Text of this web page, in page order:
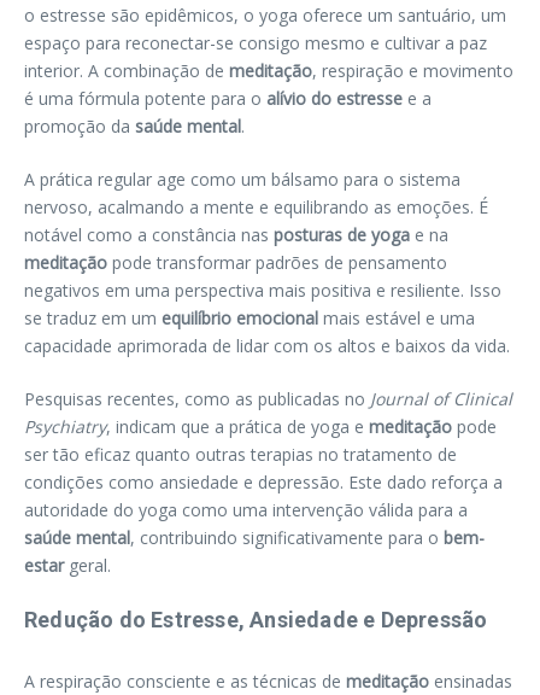
o estresse são epidêmicos, o yoga oferece um santuário, um
espaço para reconectar-se consigo mesmo e cultivar a paz
interior. A combinação de meditação, respiração e movimento
é uma fórmula potente para o alívio do estresse e a
promoção da saúde mental.
A prática regular age como um bálsamo para o sistema
nervoso, acalmando a mente e equilibrando as emoções. É
notável como a constância nas posturas de yoga e na
meditação pode transformar padrões de pensamento
negativos em uma perspectiva mais positiva e resiliente. Isso
se traduz em um equilíbrio emocional mais estável e uma
capacidade aprimorada de lidar com os altos e baixos da vida.
Pesquisas recentes, como as publicadas no Journal of Clinical
Psychiatry, indicam que a prática de yoga e meditação pode
ser tão eficaz quanto outras terapias no tratamento de
condições como ansiedade e depressão. Este dado reforça a
autoridade do yoga como uma intervenção válida para a
saúde mental, contribuindo significativamente para o bem-
estargeral.
Redução do Estresse, Ansiedade e Depressão
A respiração consciente e as técnicas de meditação ensinadas